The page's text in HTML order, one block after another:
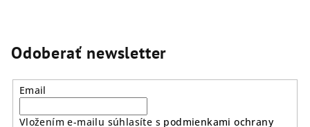
Odoberať newsletter
Email
Vložením e-mailu súhlasíte s podmienkami ochrany